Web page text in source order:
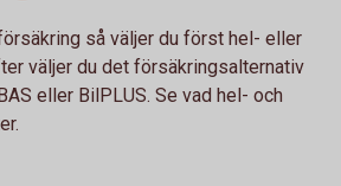
så väljer du först hel- eller
väljer du det försäkringsalternativ
eller BilPLUS. Se vad hel- och